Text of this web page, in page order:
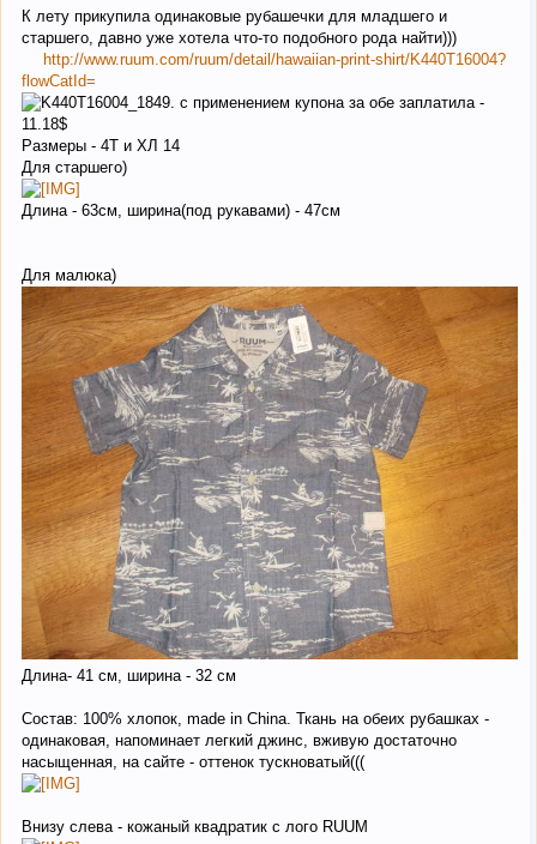
К лету прикупила одинаковые рубашечки для младшего и
старшего, давно уже хотела что-то подобного рода найти)))
http://www.ruum.com/ruum/detail/hawaiian-print-shirt/K440T16004?
flowCatId=
с применением купона за обе заплатила -
11.18$
Размеры - 4Т и ХЛ 14
Для старшего)
Длина - 63см, ширина(под рукавами) - 47см
Для малюка)
Длина- 41 см, ширина - 32 см
Состав: 100% хлопок, made in China. Ткань на обеих рубашках -
одинаковая, напоминает легкий джинс, вживую достаточно
насыщенная, на сайте - оттенок тускноватый(((
Внизу слева - кожаный квадратик с лого RUUM